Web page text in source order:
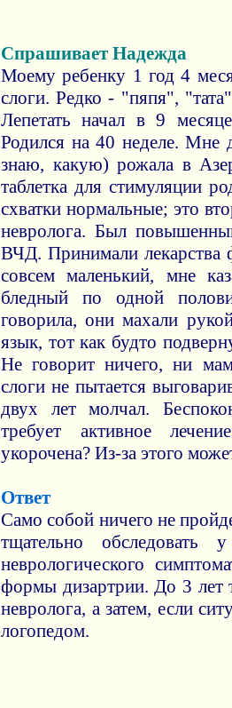
Спрашивает Надежда
Моему ребенку 1 год 4
слоги. Редко - "пяпя",
Лепетать начал в 9
Родился на 40 неделе. Мне
знаю, какую) рожала в
таблетка для стимуляции
схватки нормальные; это
невролога. Был
ВЧД. Принимали лекарства
совсем маленький, мне
бледный по одной
говорила, они махали
язык, тот как будто
Не говорит ничего, ни
слоги не пытается
двух лет молчал.
требует активное
укорочена? Из-за этого
Ответ
Само собой ничего не
тщательно обследовать
неврологического
формы дизартрии. До 3 лет
невролога, а затем, если
логопедом.